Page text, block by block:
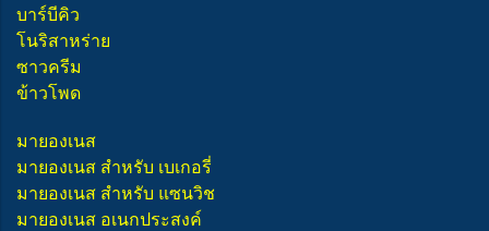
บาร์บีคิว
โนริสาหร่าย
ซาวครีม
ข้าวโพด
มายองเนส
มายองเนส สำหรับ เบเกอรี่
มายองเนส สำหรับ แซนวิช
มายองเนส อเนกประสงค์